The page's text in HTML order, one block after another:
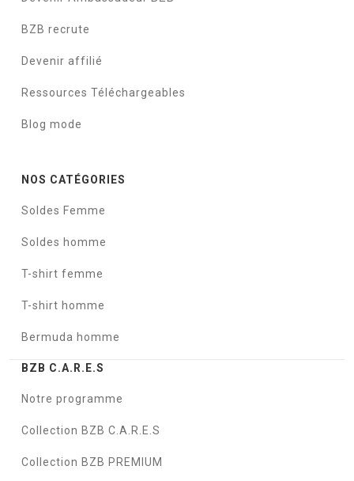
BZB recrute
Devenir affilié
Ressources Téléchargeables
Blog mode
NOS CATÉGORIES
Soldes Femme
Soldes homme
T-shirt femme
T-shirt homme
Bermuda homme
BZB C.A.R.E.S
Notre programme
Collection BZB C.A.R.E.S
Collection BZB PREMIUM